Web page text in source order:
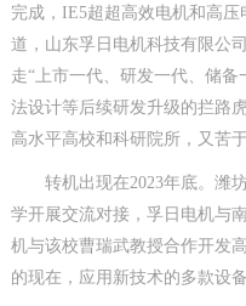
完成，IE5超超高效电机和高
道，山东孚日电机科技有限公
走“上市一代、研发一代、储
法设计等后续研发升级的拦路
高水平高校和科研院所，又苦
转机出现在2023年底。潍坊
学开展交流对接，孚日电机
机与该校曹瑞武教授合作开发
的现在，应用新技术的多款设